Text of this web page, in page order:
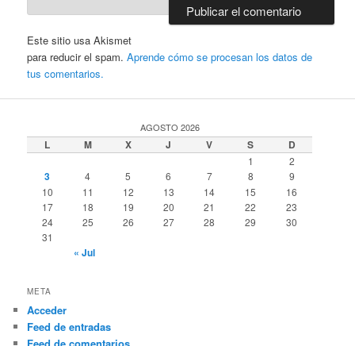
Este sitio usa Akismet
para reducir el spam.Aprende cómo se procesan los datos de
tus comentarios.
AGOSTO 2026
L M X J V S D
1 2
3 4 5 6 7 8
9
10
11 12 13 14 15
16
17
18 19 20 21 22
23
24
25 26 27 28 29
30
31
« Jul
META
Acceder
Feed de entradas